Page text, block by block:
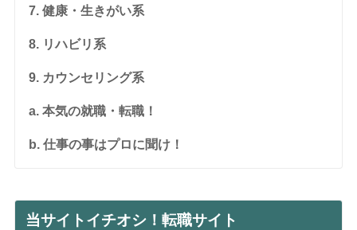
7. 健康・生きがい系
8. リハビリ系
9. カウンセリング系
a. 本気の就職・転職！
b. 仕事の事はプロに聞け！
当サイトイチオシ！転職サイト